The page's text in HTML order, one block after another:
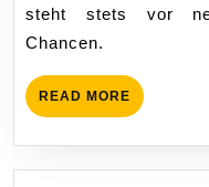
steht stets vor
Chancen.
READ MORE READ
MORE